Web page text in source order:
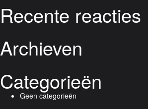
Recente reacties
Archieven
Categorieën
Geen categorieën